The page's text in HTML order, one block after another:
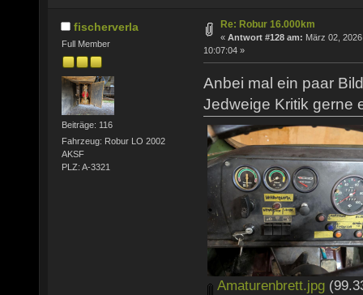
fischerverla
Full Member
Beiträge: 116
Fahrzeug: Robur LO 2002
AKSF
PLZ: A-3321
Re: Robur 16.000km
« Antwort #128 am: März 02,
10:07:04 »
Anbei mal ein paar
Jedweige Kritik gerne
Amaturenbrett.jpg